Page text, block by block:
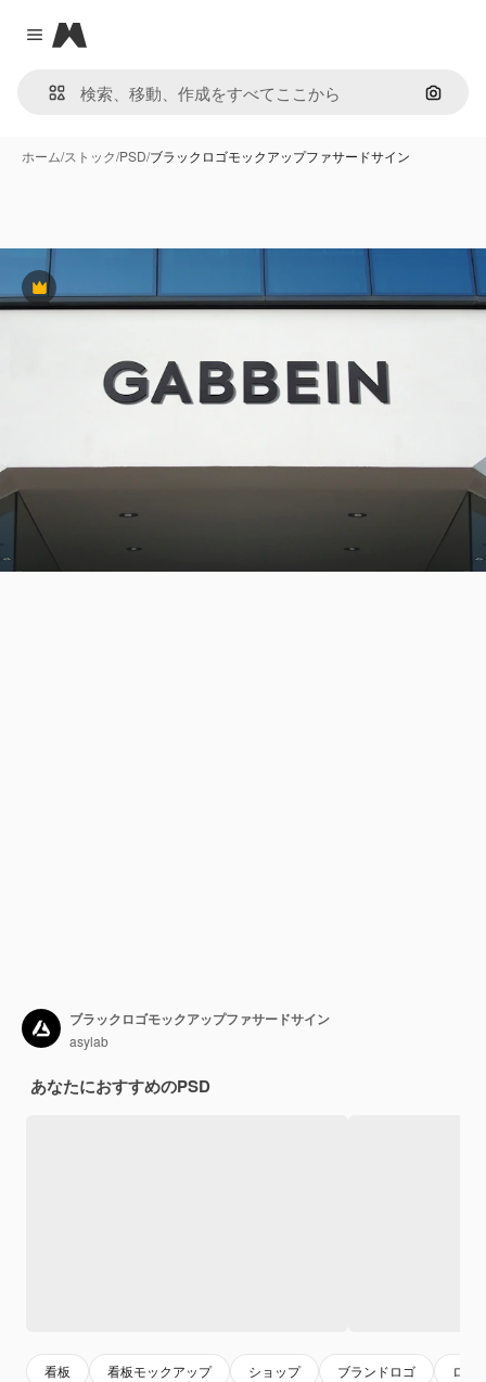
Close menu
Magnific
画像で
ホーム/ストック/PSD/ブラックロゴモックアップファサードサイン
Premium
ブラックロゴモックアップファサードサイン
asylab
あなたにおすすめのPSD
看板 看板モックアップ ショップ ブランドロゴ ロゴ